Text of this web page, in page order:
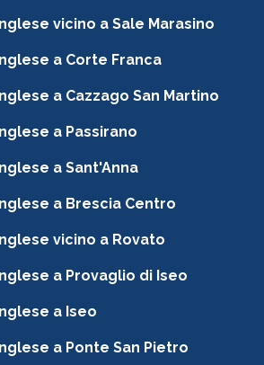
vicino a Sale Marasino
a Corte Franca
a Cazzago San Martino
a Passirano
a Sant'Anna
a Brescia Centro
vicino a Rovato
a Provaglio di Iseo
a Iseo
a Ponte San Pietro